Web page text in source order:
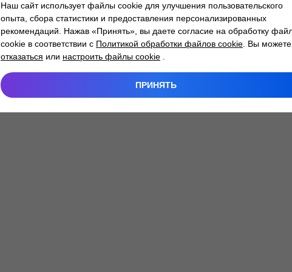
-side exception has occurred while loading atlantm.by (see the
Наш сайт использует файлы cookie для улучшения пользовательского
опыта, сбора статистики и предоставления персонализированных
рекомендаций. Нажав «Принять», вы даете согласие на обработку
cookie в соответствии с Политикой обработки файлов cookie . Вы можете
отказаться или настроить файлы cookie
ПРИНЯТЬ